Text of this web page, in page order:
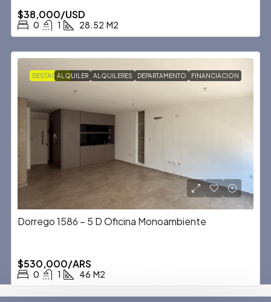
$38,000/USD
0 1 28.52 M2
DESTACADAALQUILER ALQUILERES DEPARTAMENTO FINANCIACION
Dorrego 1586 – 5 D Oficina Monoambiente
$530,000/ARS
0 1 46 M2